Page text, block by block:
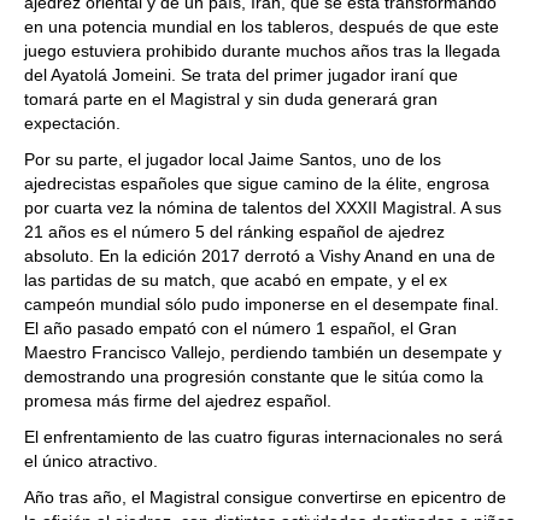
en una potencia mundial en los tableros, después de que este
juego estuviera prohibido durante muchos años tras la llegada
del Ayatolá Jomeini. Se trata del primer jugador iraní que
tomará parte en el Magistral y sin duda generará gran
expectación.
Por su parte, el jugador local Jaime Santos, uno de los
ajedrecistas españoles que sigue camino de la élite, engrosa
por cuarta vez la nómina de talentos del XXXII Magistral. A sus
21 años es el número 5 del ránking español de ajedrez
absoluto. En la edición 2017 derrotó a Vishy Anand en una de
las partidas de su match, que acabó en empate, y el ex
campeón mundial sólo pudo imponerse en el desempate final.
El año pasado empató con el número 1 español, el Gran
Maestro Francisco Vallejo, perdiendo también un desempate y
demostrando una progresión constante que le sitúa como la
promesa más firme del ajedrez español.
El enfrentamiento de las cuatro figuras internacionales no será
el único atractivo.
Año tras año, el Magistral consigue convertirse en epicentro de